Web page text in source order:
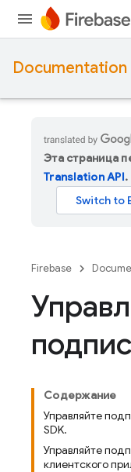
Documentation
Эта страница
Translation API.
Firebase
Содержание
Управляйте
SDK.
Управляйте
клиентского